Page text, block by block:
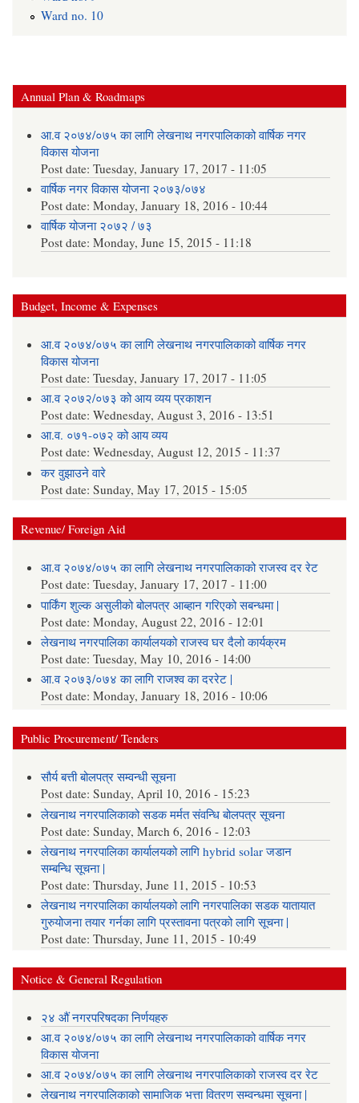
Ward no. 10
Annual Plan & Roadmaps
आ.व २०७४/०७५ का लागि लेखनाथ नगरपालिकाको वार्षिक नगर
विकास योजना
Post date:Tuesday, January 17, 2017 - 11:05
वार्षिक नगर विकास योजना २०७३/०७४
Post date:Monday, January 18, 2016 - 10:44
वार्षिक योजना २०७२ / ७३
Post date:Monday, June 15, 2015 - 11:18
Budget, Income & Expenses
आ.व २०७४/०७५ का लागि लेखनाथ नगरपालिकाको वार्षिक नगर
विकास योजना
Post date:Tuesday, January 17, 2017 - 11:05
आ.व २०७२/०७३ को आय व्यय प्रकाशन
Post date:Wednesday, August 3, 2016 - 13:51
आ.व. ०७१-०७२ को आय व्यय
Post date:Wednesday, August 12, 2015 - 11:37
कर वुझाउने वारे
Post date:Sunday, May 17, 2015 - 15:05
Revenue/ Foreign Aid
आ.व २०७४/०७५ का लागि लेखनाथ नगरपालिकाको राजस्व दर रेट
Post date:Tuesday, January 17, 2017 - 11:00
पार्किंग शुल्क असुलीको बोलपत्र आब्हान गरिएको सबन्धमा |
Post date:Monday, August 22, 2016 - 12:01
लेखनाथ नगरपालिका कार्यालयको राजस्व घर दैलो कार्यक्रम
Post date:Tuesday, May 10, 2016 - 14:00
आ.व २०७३/०७४ का लागि राजश्व का दररेट |
Post date:Monday, January 18, 2016 - 10:06
Public Procurement/ Tenders
सौर्य बत्ती बोलपत्र सम्वन्धी सूचना
Post date:Sunday, April 10, 2016 - 15:23
लेखनाथ नगरपालिकाको सडक मर्मत संवन्धि बोलपत्र सूचना
Post date:Sunday, March 6, 2016 - 12:03
लेखनाथ नगरपालिका कार्यालयको लागि hybrid solar जडान
सम्बन्धि सूचना |
Post date:Thursday, June 11, 2015 - 10:53
लेखनाथ नगरपालिका कार्यालयको लागि नगरपालिका सडक यातायात
गुरुयोजना तयार गर्नका लागि प्रस्तावना पत्रको लागि सूचना |
Post date:Thursday, June 11, 2015 - 10:49
Notice & General Regulation
२४ औं नगरपरिषदका निर्णयहरु
आ.व २०७४/०७५ का लागि लेखनाथ नगरपालिकाको वार्षिक नगर
विकास योजना
आ.व २०७४/०७५ का लागि लेखनाथ नगरपालिकाको राजस्व दर रेट
लेखनाथ नगरपालिकाको सामाजिक भत्ता वितरण सम्वन्धमा सूचना |